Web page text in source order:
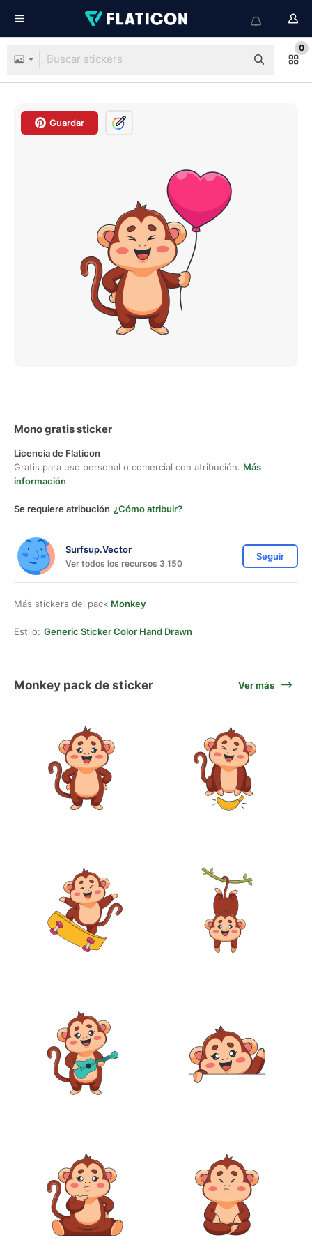
0
Guardar
Mono gratis sticker
Licencia de Flaticon
Gratis para uso personal o comercial con atribución. Más
información
Se requiere atribución ¿Cómo atribuir?
Surfsup.Vector
Ver todos los recursos 3,150
Seguir
Más stickers del pack Monkey
Estilo: Generic Sticker Color Hand Drawn
Monkey pack de sticker Ver más